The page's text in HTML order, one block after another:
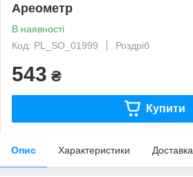
Ареометр
В наявності
Код: PL_SO_01999
Роздріб
543 ₴
Купити
Опис Характеристики Доставка